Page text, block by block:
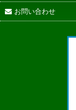
お問い合わせ